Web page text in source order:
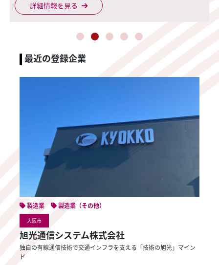
詳細情報を見る
最近の登録企業
製造業 製造業（その他）
大阪市
旭光通信システム株式会社
独自の有線通信技術で交通インフラを支える「技術の旭光」マイン
ド